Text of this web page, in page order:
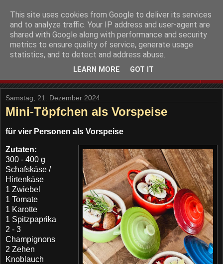
Samstag, 21. Dezember 2024
Mini-Töpfchen als Vorspeise
für vier Personen als Vorspeise
Zutaten:
300 - 400 g
Schafskäse /
Hirtenkäse
1 Zwiebel
1 Tomate
1 Karotte
1 Spitzpaprika
2 - 3
Champignons
2 Zehen
Knoblauch
This site uses cookies from Google to deliver its services
and to analyze traffic. Your IP address and user-agent are
shared with Google along with performance and security
metrics to ensure quality of service, generate usage
statistics, and to detect and address abuse.
LEARN MORE GOT IT